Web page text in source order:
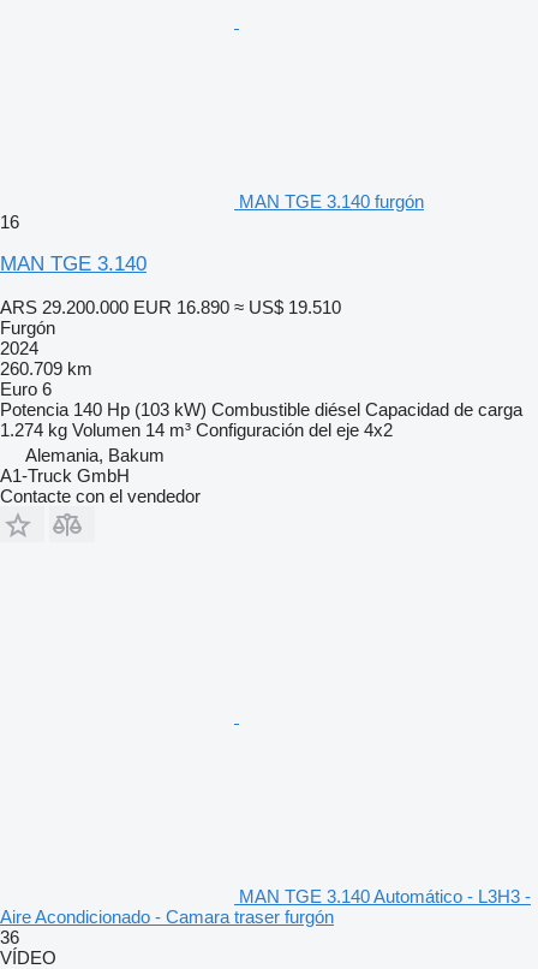
MAN TGE 3.140 furgón
16
MAN TGE 3.140
ARS 29.200.000 EUR 16.890 ≈ US$ 19.510
Furgón
2024
260.709 km
Euro 6
Potencia 140 Hp (103 kW) Combustible diésel Capacidad de carga
1.274 kg Volumen 14 m³ Configuración del eje 4x2
Alemania, Bakum
A1-Truck GmbH
Contacte con el vendedor
MAN TGE 3.140 Automático - L3H3 -
Aire Acondicionado - Camara traser furgón
36
VÍDEO